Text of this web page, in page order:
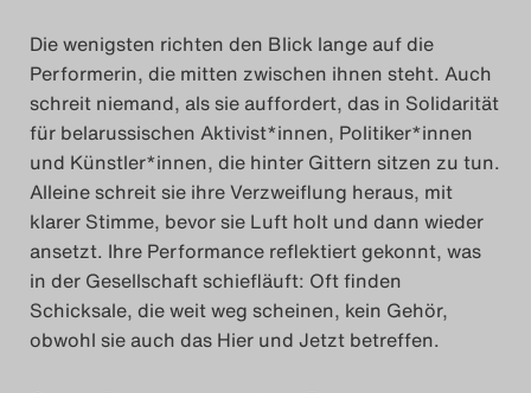
Das Theatertreffen-Blog
2021
Das Theatertreffen-Blog
2022
Das Theatertreffen-Blog
2023
Das Theatertreffen-Blog
2024
Die wenigsten richten den Blick lange auf die
Performerin, die mitten zwischen ihnen steht. Auch
schreit niemand, als sie auffordert, das in Solidarität
für belarussischen Aktivist*innen, Politiker*innen
und Künstler*innen, die hinter Gittern sitzen zu tun.
Alleine schreit sie ihre Verzweiflung heraus, mit
klarer Stimme, bevor sie Luft holt und dann wieder
ansetzt. Ihre Performance reflektiert gekonnt, was
in der Gesellschaft schiefläuft: Oft finden
Schicksale, die weit weg scheinen, kein Gehör,
obwohl sie auch das Hier und Jetzt betreffen.